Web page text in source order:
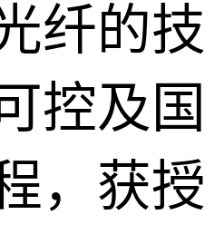
纤的技
控及国
，获授